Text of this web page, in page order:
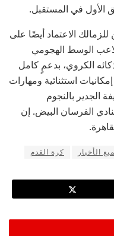
الأول في المستقبل.
للزمالك الاعتماد أيضًا على
الوسط الهجومي
الكروي، بدعمٍ كامل
استثنائية ومهارات
الجدير بالنجوم
الفرسان البيض. إن
الأخبار كرة القدم